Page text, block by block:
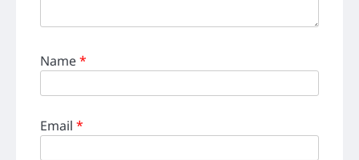
Name*
Email *